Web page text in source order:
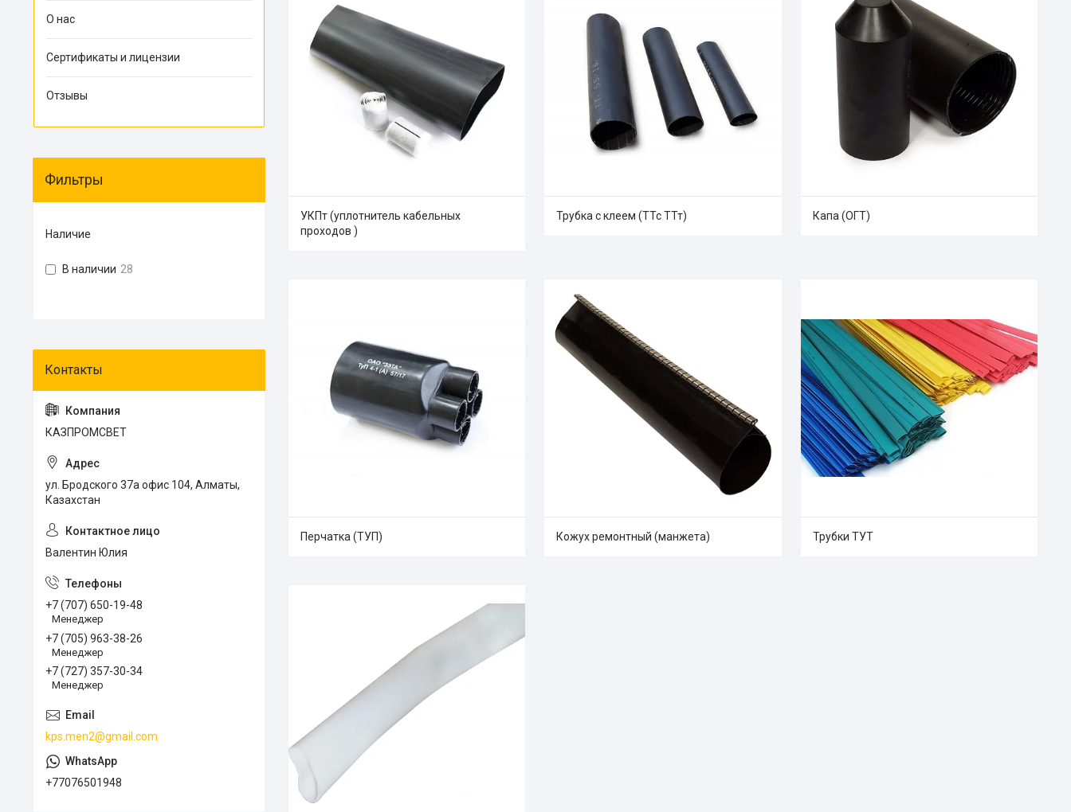
УКПт (уплотнитель кабельных
проходов )
Трубка с клеем (ТТс ТТт) Капа (ОГТ)
Перчатка (ТУП) Кожух ремонтный (манжета) Трубки ТУТ
О нас
Сертификаты и лицензии
Отзывы
Фильтры
Наличие
В наличии 28
КАЗПРОМСВЕТ
ул. Бродского 37а офис 104, Алматы,
Казахстан
Валентин Юлия
+7 (707) 650-19-48
Менеджер
+7 (705) 963-38-26
Менеджер
+7 (727) 357-30-34
Менеджер
kps.men2@gmail.com
+77076501948